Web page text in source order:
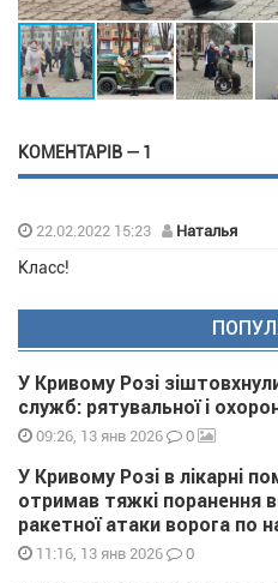
КОМЕНТАРІВ — 1
22.02.2022 15:23 Наталья
Класс!
У Кривому Розі
служб: рятувальної і
09:26, 13 янв 2026 0
У Кривому Розі в лікарні
отримав тяжкі поранення
ракетної атаки ворога по
11:16, 13 янв 2026 0